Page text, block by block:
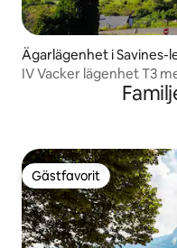
Ägarlägenhet i Savines-
IV Vacker lägenhet T3
Gästfavorit
Gästfavorit